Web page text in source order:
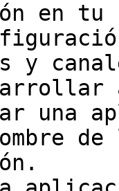
en tu
y
una